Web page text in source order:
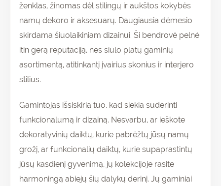
ženklas, žinomas dėl stilingų ir aukštos kokybės
namų dekoro ir aksesuarų. Daugiausia dėmesio
skirdama šiuolaikiniam dizainui. Ši bendrovė pelnė
itin gerą reputaciją, nes siūlo platų gaminių
asortimentą, atitinkantį įvairius skonius ir interjero
stilius.
Gamintojas išsiskiria tuo, kad siekia suderinti
funkcionalumą ir dizainą. Nesvarbu, ar ieškote
dekoratyvinių daiktų, kurie pabrėžtų jūsų namų
grožį, ar funkcionalių daiktų, kurie supaprastintų
jūsų kasdienį gyvenimą, jų kolekcijoje rasite
harmoningą abiejų šių dalykų derinį. Jų gaminiai